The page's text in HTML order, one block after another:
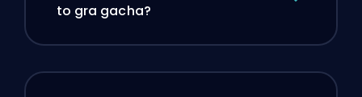
to gra gacha?